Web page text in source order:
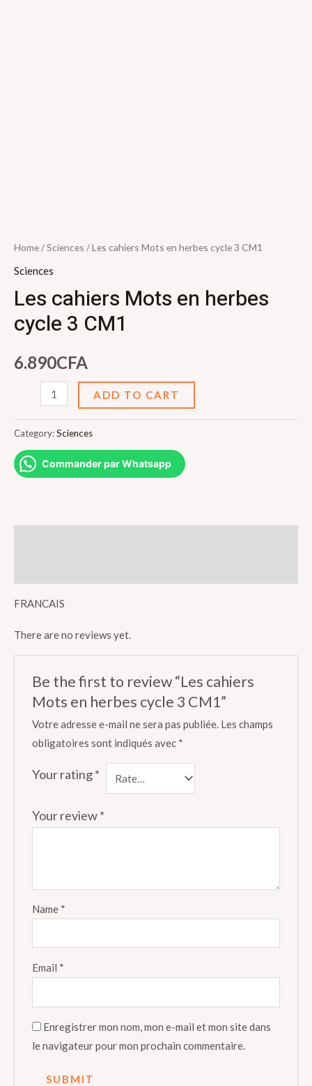
Home/Sciences / Les cahiers Mots en herbes cycle 3 CM1
Sciences
Les cahiers Mots en herbes
cycle 3 CM1
6.890CFA
cahiers
Mots
herbes
ADD TO CART
Category:Sciences
Commander par Whatsapp
FRANCAIS
There are no reviews yet.
Be the first to review “Les cahiers
Mots en herbes cycle 3 CM1”
Votre adresse e-mail ne sera pas publiée. Les champs
obligatoires sont indiqués avec *
Your rating*
Your review*
Name *
Email *
Enregistrer mon nom, mon e-mail et mon site dans
le navigateur pour mon prochain commentaire.